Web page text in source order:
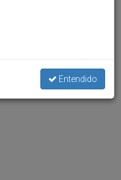
Entendido